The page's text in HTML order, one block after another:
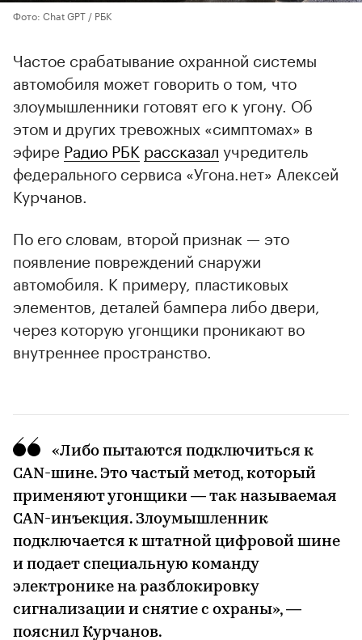
Фото: Chat GPT / РБК
Частое срабатывание охранной системы
автомобиля может говорить о том, что
злоумышленники готовят его к угону. Об
этом и других тревожных «симптомах» в
эфире Радио РБК рассказал учредитель
федерального сервиса «Угона.нет» Алексей
Курчанов.
По его словам, второй признак — это
появление повреждений снаружи
автомобиля. К примеру, пластиковых
элементов, деталей бампера либо двери,
через которую угонщики проникают во
внутреннее пространство.
00:00 / 00:00
«Либо пытаются подключиться к
CAN-шине. Это частый метод, который
применяют угонщики — так называемая
CAN-инъекция. Злоумышленник
подключается к штатной цифровой шине
и подает специальную команду
электронике на разблокировку
сигнализации и снятие с охраны», —
пояснил Курчанов.